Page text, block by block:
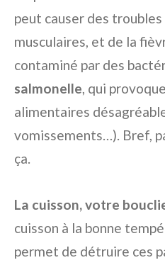
peut causer des
musculaires, et de la
contaminé par des
salmonelle, qui
alimentaires
vomissements…). Bref,
ça.
La cuisson, votre
cuisson à la bonne
permet de détruire ces